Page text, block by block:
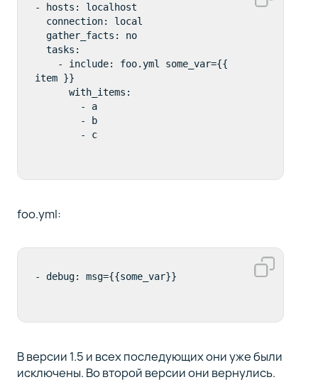
- hosts: localhost
item }}
        - c
foo.yml:
В версии 1.5 и всех последующих они уже были
исключены. Во второй версии они вернулись.